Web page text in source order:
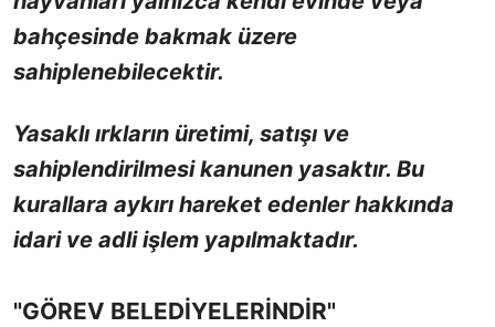
bahçesinde bakmak üzere
sahiplenebilecektir.
Yasaklı ırkların üretimi, satışı ve
sahiplendirilmesi kanunen yasaktır. Bu
kurallara aykırı hareket edenler hakkında
idari ve adli işlem yapılmaktadır.
"GÖREV BELEDİYELERİNDİR"